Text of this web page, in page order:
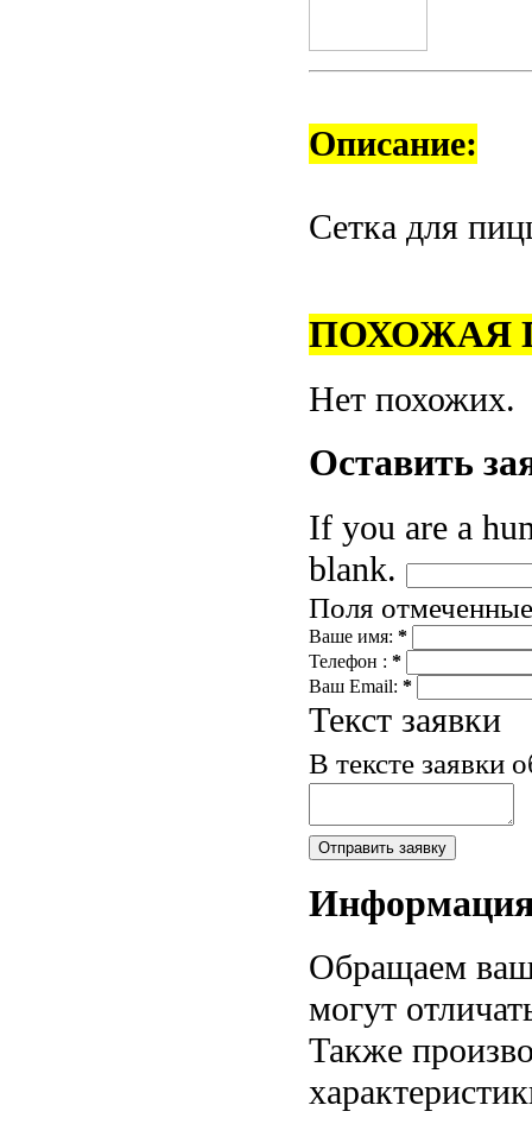
Описание:
Сетка для
ПОХОЖАЯ
Нет похожих.
Оставить
If you are a
blank.
Поля
Ваше имя: *
Телефон : *
Ваш Email: *
Текст заявки
В тексте заявки
Обращаем
могут
Также